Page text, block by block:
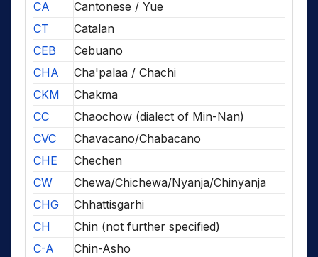
CA
Cantonese / Yue
CT
Catalan
CEB
Cebuano
CHA
Cha'palaa / Chachi
CKM
Chakma
CC
Chaochow (dialect of Min-Nan)
CVC
Chavacano/Chabacano
CHE
Chechen
CW
Chewa/Chichewa/Nyanja/Chinyanja
CHG
Chhattisgarhi
CH
Chin (not further specified)
C-A
Chin-Asho